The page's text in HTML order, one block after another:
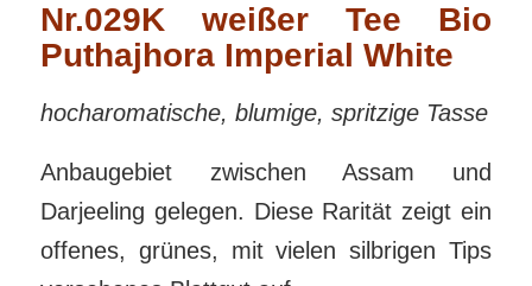
Nr.029K weißer Tee Bio
Puthajhora Imperial White
hocharomatische, blumige, spritzige Tasse
Anbaugebiet zwischen Assam und
Darjeeling gelegen. Diese Rarität zeigt ein
offenes, grünes, mit vielen silbrigen Tips